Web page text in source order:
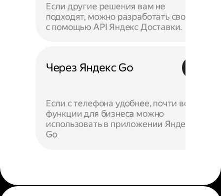
Если другие решения вам не
подходят, можно разработать своё —
с помощью API Яндекс Доставки.
Через Яндекс Go
Если с телефона удобнее, почти все
функции для бизнеса можно
использовать в приложении Яндекс
Go